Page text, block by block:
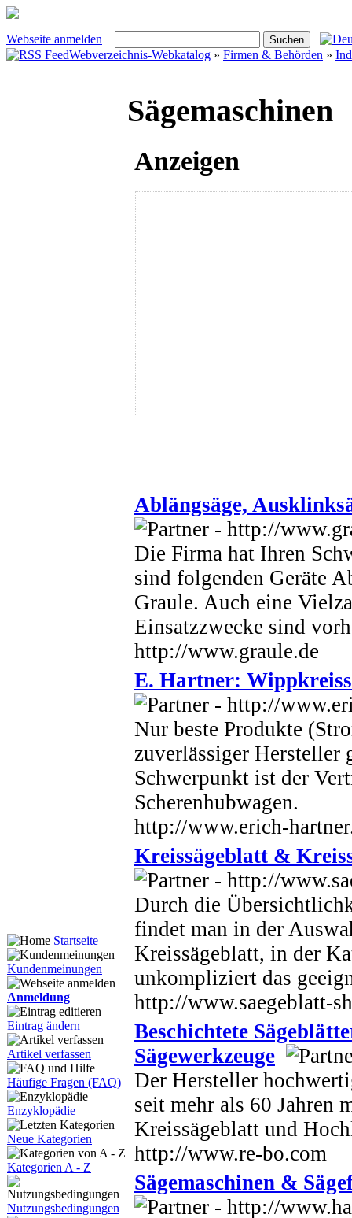
Webseite anmelden
Webverzeichnis-Webkatalog » Firmen & Behörden »
Startseite
Kundenmeinungen
Anmeldung
Eintrag ändern
Artikel verfassen
Häufige Fragen (FAQ)
Enzyklopädie
Neue Kategorien
Kategorien A - Z
Nutzungsbedingungen
Sägemaschinen
Anzeigen
Ablängsäge,
Die Firma hat Ihren
sind folgenden Geräte
Graule. Auch eine
Einsatzzwecke sind
http://www.graule.de
E. Hartner:
Nur beste Produkte
zuverlässiger Hersteller
Schwerpunkt ist der
Scherenhubwagen.
http://www.erich-
Kreissägeblatt &
Durch die
findet man in der
Kreissägeblatt, in der
unkompliziert das
http://www.saegeblatt-
Beschichtete
Sägewerkzeuge
Der Hersteller
seit mehr als 60 Jahren
Kreissägeblatt und
http://www.re-bo.com
Sägemaschinen &